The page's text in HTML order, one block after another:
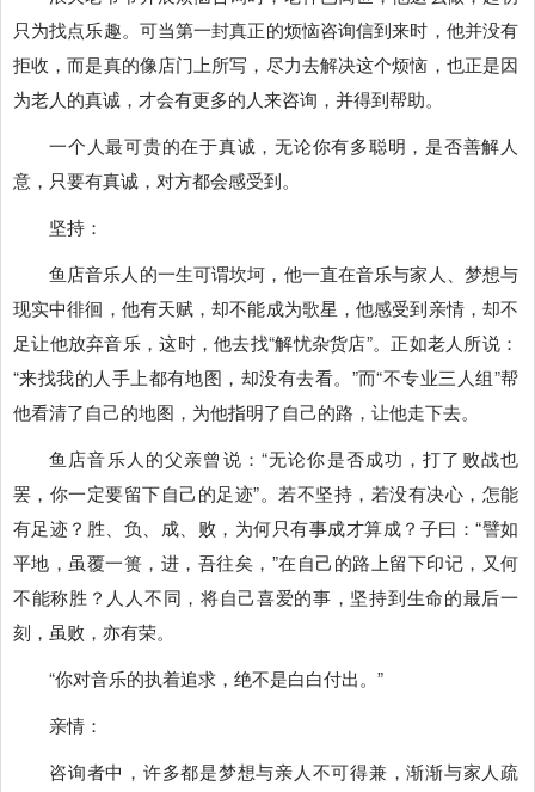
只为找点乐趣。可当第一封真正的烦恼咨询信到来时，他并没有
拒收，而是真的像店门上所写，尽力去解决这个烦恼，也正是因
为老人的真诚，才会有更多的人来咨询，并得到帮助。
一个人最可贵的在于真诚，无论你有多聪明，是否善解人
意，只要有真诚，对方都会感受到。
坚持：
鱼店音乐人的一生可谓坎坷，他一直在音乐与家人、梦想与
现实中徘徊，他有天赋，却不能成为歌星，他感受到亲情，却不
足让他放弃音乐，这时，他去找“解忧杂货店”。正如老人所说：
“来找我的人手上都有地图，却没有去看。”而“不专业三人组”帮
他看清了自己的地图，为他指明了自己的路，让他走下去。
鱼店音乐人的父亲曾说：“无论你是否成功，打了败战也
罢，你一定要留下自己的足迹”。若不坚持，若没有决心，怎能
有足迹？胜、负、成、败，为何只有事成才算成？子曰：“譬如
平地，虽覆一篑，进，吾往矣，”在自己的路上留下印记，又何
不能称胜？人人不同，将自己喜爱的事，坚持到生命的最后一
刻，虽败，亦有荣。
“你对音乐的执着追求，绝不是白白付出。”
亲情：
咨询者中，许多都是梦想与亲人不可得兼，渐渐与家人疏